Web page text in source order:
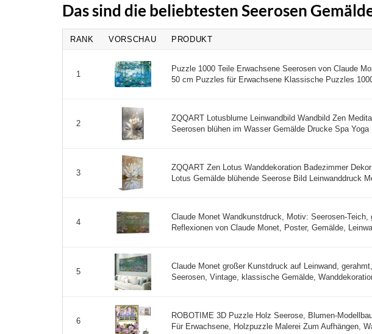
Das sind die beliebtesten Seerosen
RANK VORSCHAU PRODUKT
1
Puzzle 1000 Teile Erwachsene Seerosen von Claude
50 cm Puzzles für Erwachsene Klassische Puzzles
2
ZQQART Lotusblume Leinwandbild Wandbild Zen
Seerosen blühen im Wasser Gemälde Drucke Spa Yoga
3
ZQQART Zen Lotus Wanddekoration Badezimmer
Lotus Gemälde blühende Seerose Bild Leinwanddruck
4
Claude Monet Wandkunstdruck, Motiv: Seerosen-Teich,
Reflexionen von Claude Monet, Poster, Gemälde,
5
Claude Monet großer Kunstdruck auf Leinwand, gerahmt,
Seerosen, Vintage, klassische Gemälde,
6
ROBOTIME 3D Puzzle Holz Seerose, Blumen-
Für Erwachsene, Holzpuzzle Malerei Zum Aufhängen,